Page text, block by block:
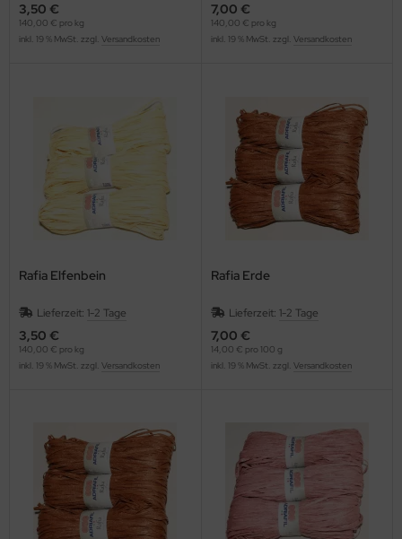
3,50 €
140,00 € pro kg
inkl. 19 % MwSt. zzgl. Versandkosten
7,00 €
140,00 € pro kg
inkl. 19 % MwSt. zzgl. Versandkosten
Rafia Elfenbein
Lieferzeit: 1-2 Tage
3,50 €
140,00 € pro kg
inkl. 19 % MwSt. zzgl. Versandkosten
Rafia Erde
Lieferzeit: 1-2 Tage
7,00 €
14,00 € pro 100 g
inkl. 19 % MwSt. zzgl. Versandkosten